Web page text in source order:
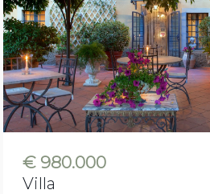
€ 980.000
Villa